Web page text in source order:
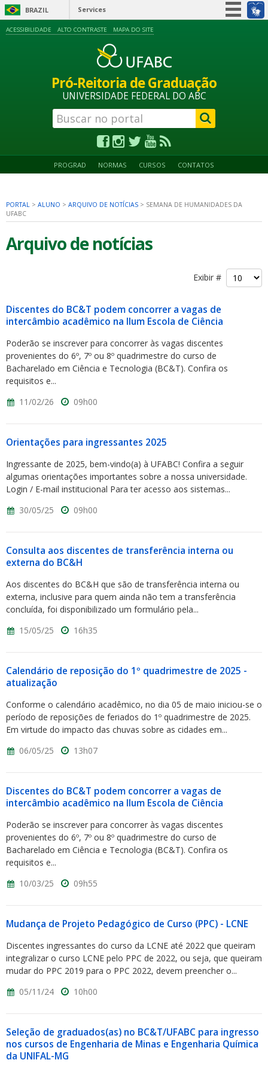
BRAZIL Services
Information access
Legislation
ACESSIBILIDADE ALTO CONTRASTE MAPA DO SITE
Pró-Reitoria de Graduação
UNIVERSIDADE FEDERAL DO ABC
PROGRAD NORMAS CURSOS CONTATOS
PORTAL > ALUNO > ARQUIVO DE NOTÍCIAS > SEMANA DE HUMANIDADES DA
UFABC
Arquivo de notícias
Exibir #
Discentes do BC&T podem concorrer a vagas de
intercâmbio acadêmico na Ilum Escola de Ciência
Poderão se inscrever para concorrer às vagas discentes
provenientes do 6º, 7º ou 8º quadrimestre do curso de
Bacharelado em Ciência e Tecnologia (BC&T). Confira os
requisitos e...
11/02/26
09h00
Orientações para ingressantes 2025
Ingressante de 2025, bem-vindo(a) à UFABC! Confira a seguir
algumas orientações importantes sobre a nossa universidade.
Login / E-mail institucional Para ter acesso aos sistemas...
30/05/25
09h00
Consulta aos discentes de transferência interna ou
externa do BC&H
Aos discentes do BC&H que são de transferência interna ou
externa, inclusive para quem ainda não tem a transferência
concluída, foi disponibilizado um formulário pela...
15/05/25
16h35
Calendário de reposição do 1º quadrimestre de 2025 -
atualização
Conforme o calendário acadêmico, no dia 05 de maio iniciou-se o
período de reposições de feriados do 1º quadrimestre de 2025.
Em virtude do impacto das chuvas sobre as cidades em...
06/05/25
13h07
Discentes do BC&T podem concorrer a vagas de
intercâmbio acadêmico na Ilum Escola de Ciência
Poderão se inscrever para concorrer às vagas discentes
provenientes do 6º, 7º ou 8º quadrimestre do curso de
Bacharelado em Ciência e Tecnologia (BC&T). Confira os
requisitos e...
10/03/25
09h55
Mudança de Projeto Pedagógico de Curso (PPC) - LCNE
Discentes ingressantes do curso da LCNE até 2022 que queiram
integralizar o curso LCNE pelo PPC de 2022, ou seja, que queiram
mudar do PPC 2019 para o PPC 2022, devem preencher o...
05/11/24
10h00
Seleção de graduados(as) no BC&T/UFABC para ingresso
nos cursos de Engenharia de Minas e Engenharia Química
da UNIFAL-MG